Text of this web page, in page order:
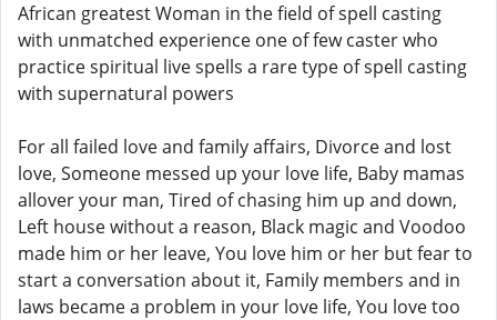
African greatest Woman in the field of spell casting
with unmatched experience one of few caster who
practice spiritual live spells a rare type of spell casting
with supernatural powers
For all failed love and family affairs, Divorce and lost
love, Someone messed up your love life, Baby mamas
allover your man, Tired of chasing him up and down,
Left house without a reason, Black magic and Voodoo
made him or her leave, You love him or her but fear to
start a conversation about it, Family members and in
laws became a problem in your love life, You love too